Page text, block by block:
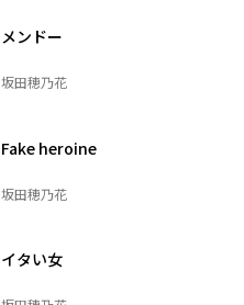
メンドー
坂田穂乃花
Fake heroine
坂田穂乃花
イタい女